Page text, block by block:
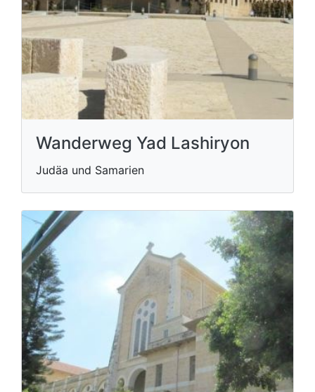
Wanderweg Yad Lashiryon
Judäa und Samarien